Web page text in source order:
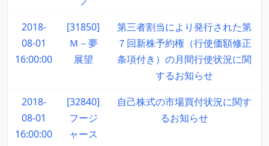
2018-
08-01
16:00:00
[31850]
Ｍ－夢
展望
第三者割当により発行された第
７回新株予約権（行使価額修正
条項付き）の月間行使状況に関
するお知らせ
2018-
08-01
16:00:00
[32840]
フージ
ャース
自己株式の市場買付状況に関す
るお知らせ